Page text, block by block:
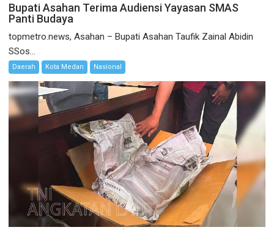
Bupati Asahan Terima Audiensi Yayasan SMAS
Panti Budaya
topmetro.news, Asahan – Bupati Asahan Taufik Zainal Abidin
SSos...
Daerah Kota Medan Nasional